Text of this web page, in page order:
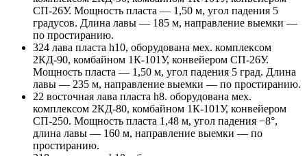
СП-26У. Мощность пласта — 1,50 м, угол падения 5
градусов. Длина лавы — 185 м, направление выемки —
по простиранию.
324 лава пласта h10, оборудована мех. комплексом
2КД-90, комбайном 1К-101У, конвейером СП-26У.
Мощность пласта — 1,50 м, угол падения 5 град. Длина
лавы — 235 м, направление выемки — по простиранию.
22 восточная лава пласта h8. оборудована мех.
комплексом 2КД-80, комбайном 1К-101У, конвейером
СП-250. Мощность пласта 1,48 м, угол падения −8°,
длина лавы — 160 м, направление выемки — по
простиранию.